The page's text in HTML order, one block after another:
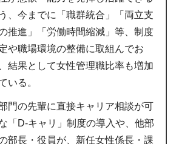
、今までに「職群統合」「両立支
推進」「労働時間縮減」等、制度
や職場環境の整備に取組んでお
結果として女性管理職比率も増加
いる。
門の先輩に直接キャリア相談が可
「D-キャリ」制度の導入や、他部
部長・役員が、新任女性係長・課